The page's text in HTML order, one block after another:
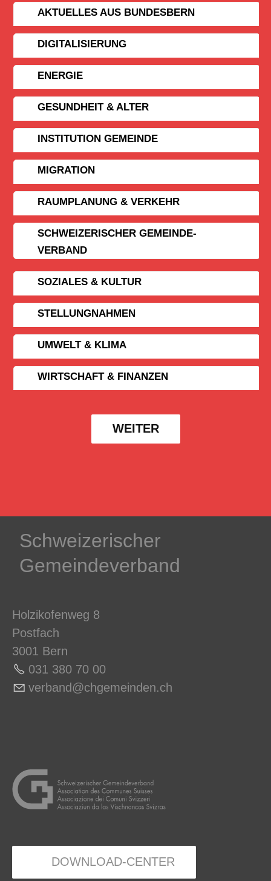
AKTUELLES AUS BUNDESBERN
DIGITALISIERUNG
ENERGIE
GESUNDHEIT & ALTER
INSTITUTION GEMEINDE
MIGRATION
RAUMPLANUNG & VERKEHR
SCHWEIZERISCHER GEMEINDE­
VERBAND
SOZIALES & KULTUR
STELLUNGNAHMEN
UMWELT & KLIMA
WIRTSCHAFT & FINANZEN
WEITER
Schweizerischer
Gemeindeverband
Holzikofenweg 8
Postfach
3001 Bern
031 380 70 00
v rb nd chg m nd n ch
DOWNLOAD-CENTER